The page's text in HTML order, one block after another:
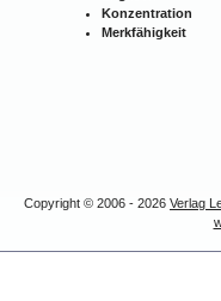
Konzentration
Merkfähigkeit
Copyright © 2006 - 2026 Verlag